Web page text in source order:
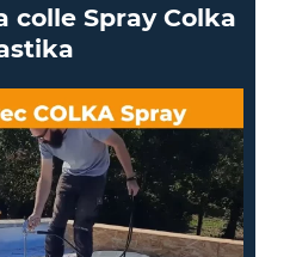
colle Spray Colka